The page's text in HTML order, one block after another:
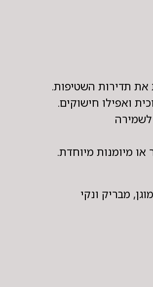
את תדירות השטיפות.
ואפילו חישוקים.
מבריק ונקי